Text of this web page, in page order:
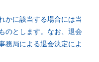
かに該当する場合には当
のとします。なお、退会
務局による退会決定によ